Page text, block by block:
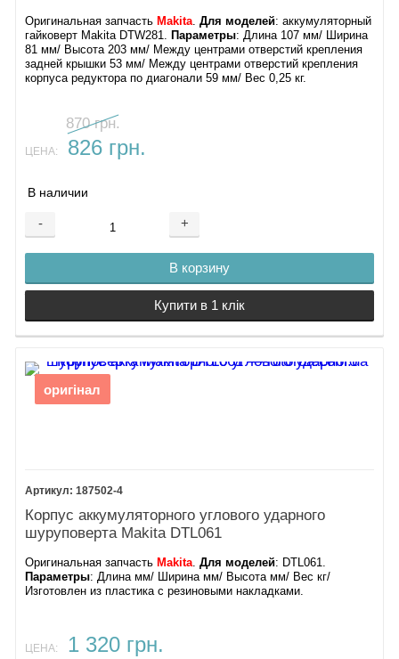
Оригинальная запчасть Makita .Для моделей: аккумуляторный
гайковерт Makita DTW281.
Параметры: Длина 107 мм/ Ширина
81 мм/ Высота 203 мм/ Между центрами отверстий крепления
задней крышки 53 мм/ Между центрами отверстий крепления
корпуса редуктора по диагонали 59 мм/ Вес 0,25 кг.
870 грн.
ЦЕНА: 826 грн.
В наличии
- +
В корзину
Купити в 1 клік
оригінал
187502-4
Корпус аккумуляторного углового ударного
шуруповерта Makita DTL061
Оригинальная запчасть Makita.Для моделей: DTL061.
Параметры: Длина мм/ Ширина мм/ Высота мм/ Вес кг/
Изготовлен из пластика с резиновыми накладками.
ЦЕНА: 1 320 грн.